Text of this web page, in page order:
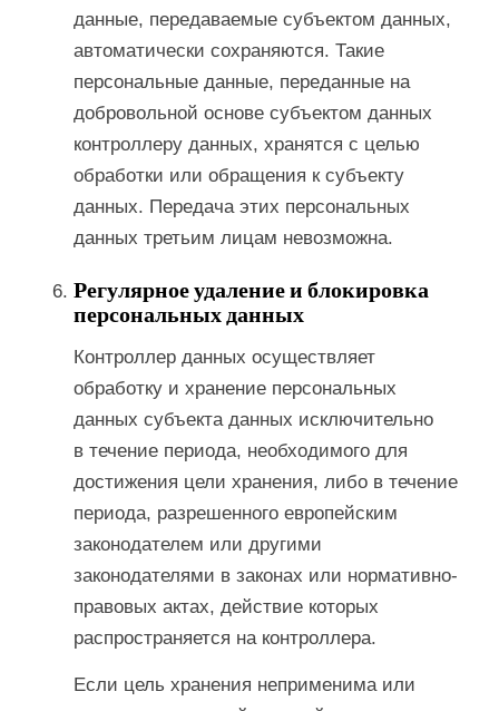
данные, передаваемые субъектом данных,
автоматически сохраняются. Такие
персональные данные, переданные на
добровольной основе субъектом данных
контроллеру данных, хранятся с целью
обработки или обращения к субъекту
данных. Передача этих персональных
данных третьим лицам невозможна.
Регулярное удаление и блокировка
персональных данных
Контроллер данных осуществляет
обработку и хранение персональных
данных субъекта данных исключительно
в течение периода, необходимого для
достижения цели хранения, либо в течение
периода, разрешенного европейским
законодателем или другими
законодателями в законах или нормативно-
правовых актах, действие которых
распространяется на контроллера.
Если цель хранения неприменима или